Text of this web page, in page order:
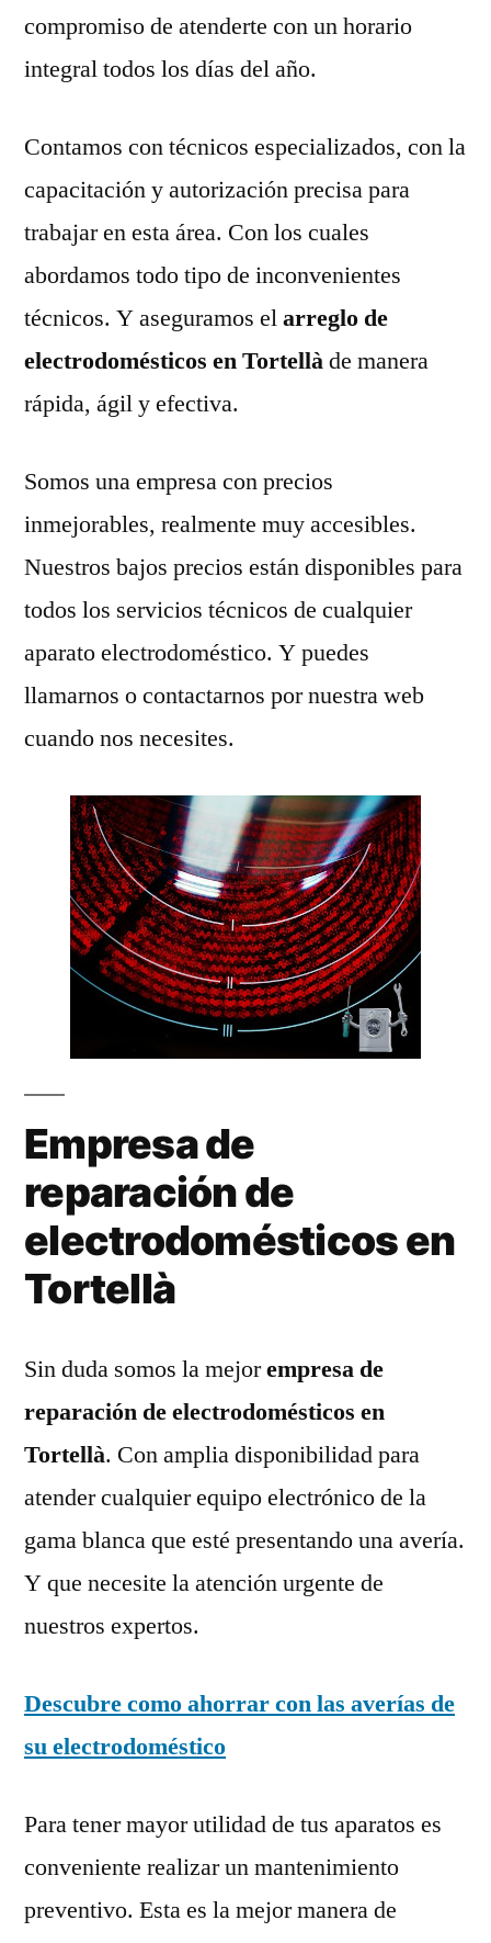
compromiso de atenderte con un horario
integral todos los días del año.
Contamos con técnicos especializados, con la
capacitación y autorización precisa para
trabajar en esta área. Con los cuales
abordamos todo tipo de inconvenientes
técnicos. Y aseguramos elarreglo de
electrodomésticos en Tortellàde manera
rápida, ágil y efectiva.
Somos una empresa con precios
inmejorables, realmente muy accesibles.
Nuestros bajos precios están disponibles para
todos los servicios técnicos de cualquier
aparato electrodoméstico. Y puedes
llamarnos o contactarnos por nuestra web
cuando nos necesites.
Empresa de
reparación de
electrodomésticos en
Tortellà
Sin duda somos la mejorempresa de
reparación de electrodomésticos en
Tortellà. Con amplia disponibilidad para
atender cualquier equipo electrónico de la
gama blanca que esté presentando una avería.
Y que necesite la atención urgente de
nuestros expertos.
Descubre como ahorrar con las averías de
su electrodoméstico
Para tener mayor utilidad de tus aparatos es
conveniente realizar un mantenimiento
preventivo. Esta es la mejor manera de